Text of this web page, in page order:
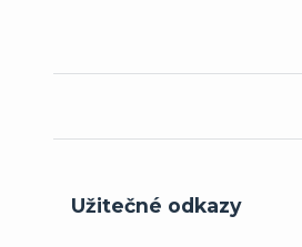
Užitečné odkazy